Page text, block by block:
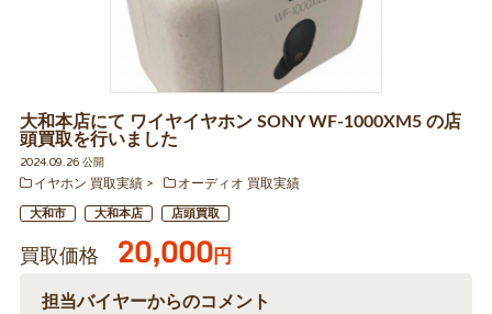
大和本店にて ワイヤイヤホン SONY WF-1000XM5 の店
頭買取を行いました
2024.09.26 公開
イヤホン 買取実績
オーディオ 買取実績
大和市 大和本店 店頭買取
買取価格 20,000円
担当バイヤーからのコメント